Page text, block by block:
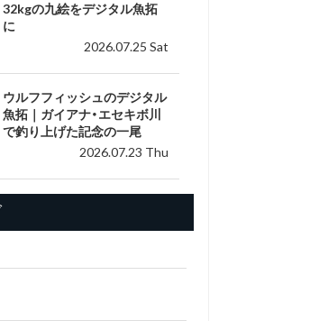
32kgの九絵をデジタル魚拓
に
2026.07.25 Sat
ウルフフィッシュのデジタル
魚拓｜ガイアナ・エセキボ川
で釣り上げた記念の一尾
2026.07.23 Thu